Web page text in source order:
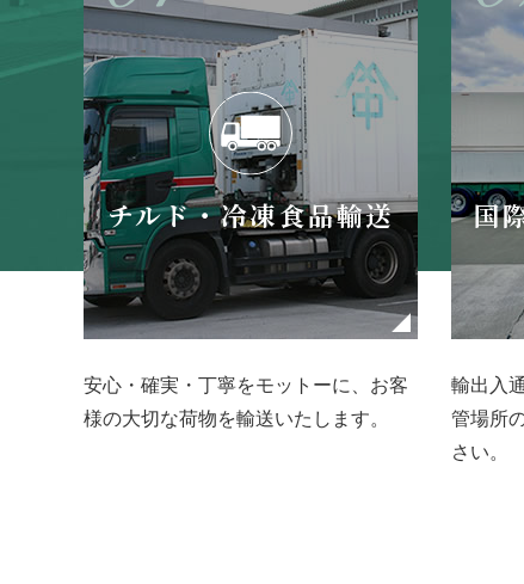
チルド・冷凍食品輸送
安心・確実・丁寧をモットーに、お客
様の大切な荷物を輸送いたします。
国
輸出入
管場所
さい。